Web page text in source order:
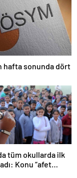
hafta sonunda dört
tüm okullarda ilk
Konu “afet